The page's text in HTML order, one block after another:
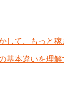
かして、もっ
基本違いを理解